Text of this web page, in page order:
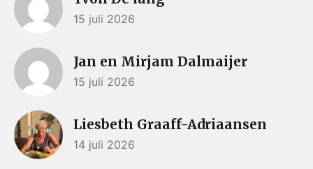
15 juli 2026
Jan en Mirjam Dalmaijer
15 juli 2026
Liesbeth Graaff-Adriaansen
14 juli 2026